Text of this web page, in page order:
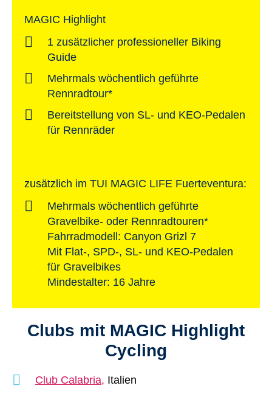
MAGIC Highlight
1 zusätzlicher professioneller Biking
Guide
Mehrmals wöchentlich geführte
Rennradtour*
Bereitstellung von SL- und KEO-Pedalen
für Rennräder
zusätzlich im TUI MAGIC LIFE Fuerteventura:
Mehrmals wöchentlich geführte
Gravelbike- oder Rennradtouren*
Fahrradmodell: Canyon Grizl 7
Mit Flat-, SPD-, SL- und KEO-Pedalen
für Gravelbikes
Mindestalter: 16 Jahre
Clubs mit MAGIC Highlight
Cycling
Club Calabria, Italien